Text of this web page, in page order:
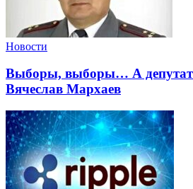
Новости
Выборы, выборы… А
Вячеслав Мархаев